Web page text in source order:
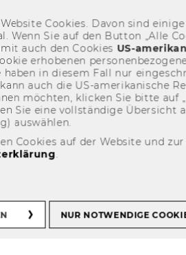
Coo­kies. Davon sind
Wenn Sie auf den But­ton „Alle
auch den Coo­kies US-​
er­ho­be­nen
haben in die­sem Fall nur
auch die US-​amerikanische
möch­ten, kli­cken Sie bitte auf
Sie eine voll­stän­di­ge
aus­wäh­len.
Cookies auf der Website und
.
NUR NOTWENDIGE